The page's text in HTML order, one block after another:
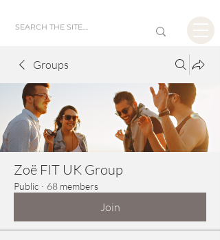
Groups
Zoë FIT UK Group
Public · 68 members
Join